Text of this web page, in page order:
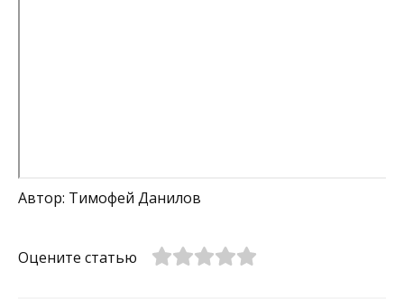
Автор: Тимофей Данилов
Оцените статью